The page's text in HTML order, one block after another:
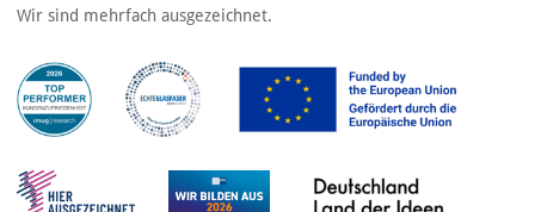
Wir sind mehrfach ausgezeichnet.